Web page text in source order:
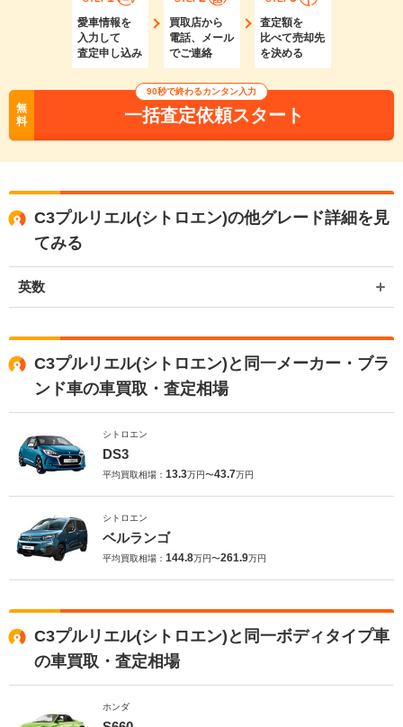
愛車情報を
入力して
査定申し込み
買取店から
電話、メール
でご連絡
査定額を
比べて売却先
を決める
無
料
90秒で終わるカンタン入力
一括査定依頼スタート
C3プルリエル(シトロエン)の他グレード詳細を見
てみる
英数
C3プルリエル(シトロエン)と同一メーカー・ブラ
ンド車の車買取・査定相場
シトロエン
DS3
平均買取相場： 13.3万円〜43.7万円
シトロエン
ベルランゴ
平均買取相場： 144.8万円〜261.9万円
C3プルリエル(シトロエン)と同一ボディタイプ車
の車買取・査定相場
ホンダ